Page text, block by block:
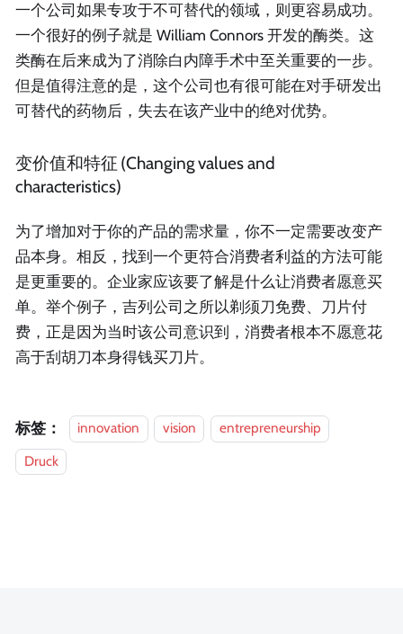
一个公司如果专攻于不可替代的领域，则更容易成功。
一个很好的例子就是 William Connors 开发的酶类。这
类酶在后来成为了消除白内障手术中至关重要的一步。
但是值得注意的是，这个公司也有很可能在对手研发出
可替代的药物后，失去在该产业中的绝对优势。
变价值和特征 (Changing values and
characteristics)
为了增加对于你的产品的需求量，你不一定需要改变产
品本身。相反，找到一个更符合消费者利益的方法可能
是更重要的。企业家应该要了解是什么让消费者愿意买
单。举个例子，吉列公司之所以剃须刀免费、刀片付
费，正是因为当时该公司意识到，消费者根本不愿意花
高于刮胡刀本身得钱买刀片。
标签： innovation vision
entrepreneurship
Druck